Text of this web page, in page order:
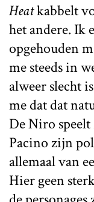
Heatkabbelt
het andere. Ik
opgehouden
me steeds in
alweer slecht
me dat dat
De Niro
Pacino zijn
allemaal van
Hier geen